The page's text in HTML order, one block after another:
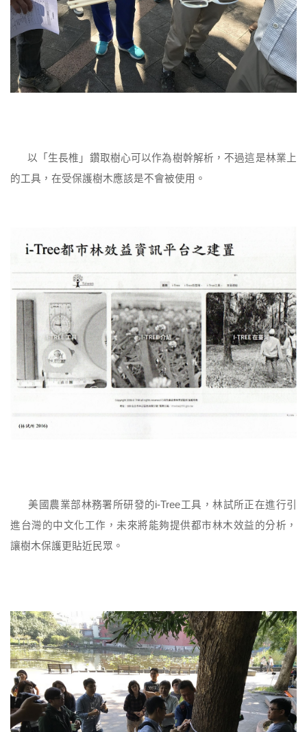
以「生長椎」鑽取樹心可以作為樹幹解析，不過這是林業上
的工具，在受保護樹木應該是不會被使用。
美國農業部林務署所研發的i-Tree工具，林試所正在進行引
進台灣的中文化工作，未來將能夠提供都市林木效益的分析，
讓樹木保護更貼近民眾。